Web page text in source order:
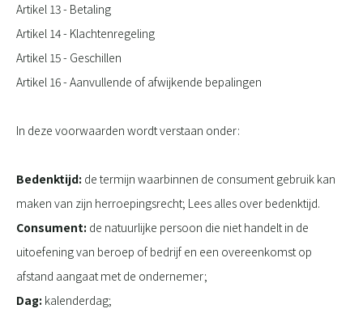
Artikel 13 - Betaling
Artikel 14 - Klachtenregeling
Artikel 15 - Geschillen
Artikel 16 - Aanvullende of afwijkende bepalingen
In deze voorwaarden wordt verstaan onder:
Bedenktijd: de termijn waarbinnen de consument gebruik kan
maken van zijn herroepingsrecht; Lees alles over bedenktijd.
Consument: de natuurlijke persoon die niet handelt in de
uitoefening van beroep of bedrijf en een overeenkomst op
afstand aangaat met de ondernemer;
Dag: kalenderdag;